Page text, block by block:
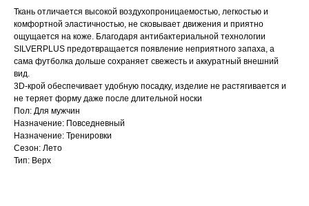
Ткань отличается высокой воздухопроницаемостью, легкостью и
комфортной эластичностью, не сковывает движения и приятно
ощущается на коже. Благодаря антибактериальной технологии
SILVERPLUS предотвращается появление неприятного запаха, а
сама футболка дольше сохраняет свежесть и аккуратный внешний
вид.
3D-крой обеспечивает удобную посадку, изделие не растягивается и
не теряет форму даже после длительной носки
Пол: Для мужчин
Назначение: Повседневный
Назначение: Тренировки
Сезон: Лето
Тип: Верх